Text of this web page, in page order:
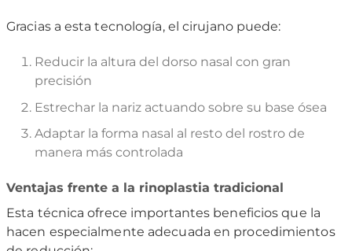
Gracias a esta tecnología, el cirujano puede:
Reducir la altura del dorso nasal con gran
precisión
Estrechar la nariz actuando sobre su base ósea
Adaptar la forma nasal al resto del rostro de
manera más controlada
Ventajas frente a la rinoplastia tradicional
Esta técnica ofrece importantes beneficios que la
hacen especialmente adecuada en procedimientos